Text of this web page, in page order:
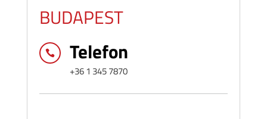
BUDAPEST
 Telefon
+36 1 345 7870